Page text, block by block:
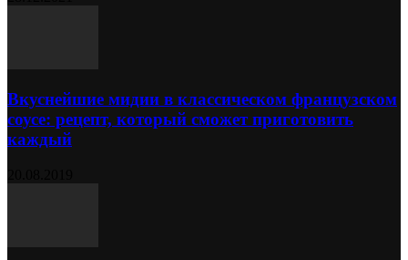
Вкуснейшие мидии в классическом французском
соусе: рецепт, который сможет приготовить
каждый